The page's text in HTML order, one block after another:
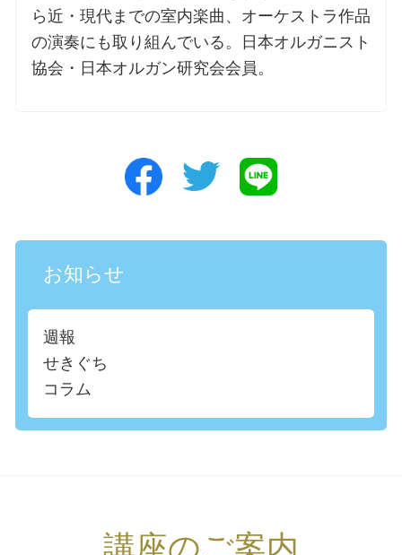
ら近・現代までの室内楽曲、オーケストラ作品
の演奏にも取り組んでいる。日本オルガニスト
協会・日本オルガン研究会会員。
お知らせ
週報
せきぐち
コラム